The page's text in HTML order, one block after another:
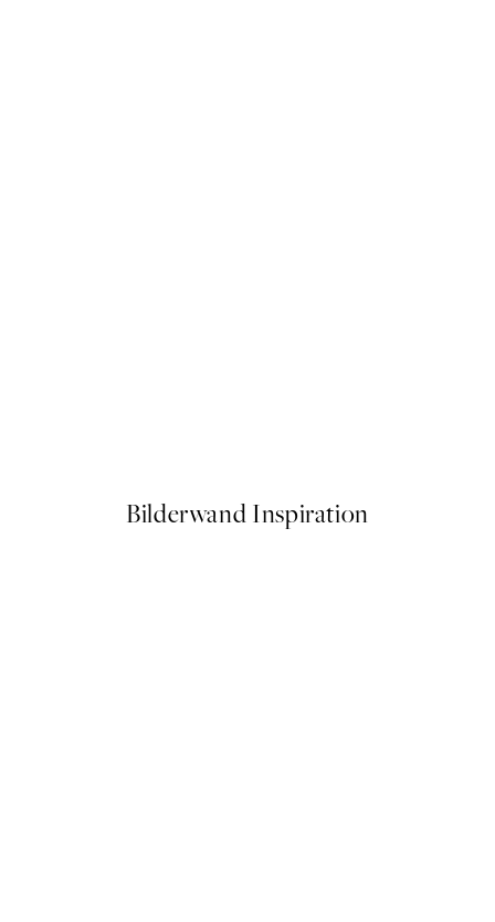
Bilderwand Inspiration